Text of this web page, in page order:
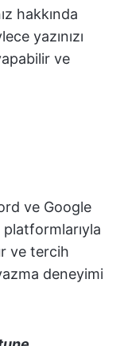
hakkında
yazınızı
ve
ve Google
ve tercih
deneyimi